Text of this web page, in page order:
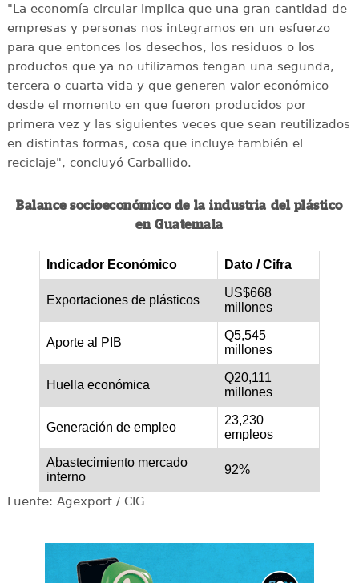
"La economía circular implica que una gran cantidad de
empresas y personas nos integramos en un esfuerzo
para que entonces los desechos, los residuos o los
productos que ya no utilizamos tengan una segunda,
tercera o cuarta vida y que generen valor económico
desde el momento en que fueron producidos por
primera vez y las siguientes veces que sean reutilizados
en distintas formas, cosa que incluye también el
reciclaje", concluyó Carballido.
Balance socioeconómico de la industria del plástico
en Guatemala
Indicador Económico Dato / Cifra
Exportaciones de plásticos
US$668
millones
Aporte al PIB
Q5,545
millones
Huella económica
Q20,111
millones
Generación de empleo
23,230
empleos
Abastecimiento mercado
interno
92%
Fuente: Agexport / CIG